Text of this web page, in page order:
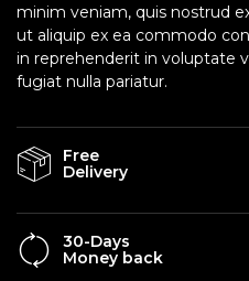
minim veniam, quis nostrud
ut aliquip ex ea commodo
in reprehenderit in voluptate
fugiat nulla pariatur.
Free
Delivery
30-Days
Money back